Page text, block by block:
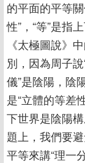
的平面的平等
性”，“等”是指
《太極圖說》
別，因為周子說
儀”是陰陽，陰
是“立體的等差
下世界是陰陽
題上，我們要
平等來講“理一